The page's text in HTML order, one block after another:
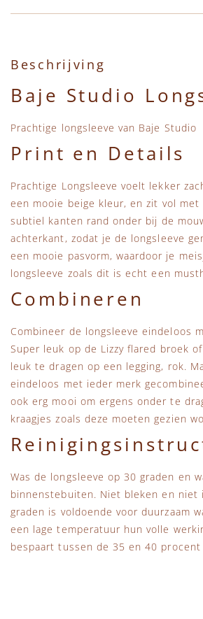
Beschrijving
Baje Studio
Prachtige longsleeve van Baje Studio
Print en Details
Prachtige Longsleeve voelt lekker
een mooie beige kleur, en zit vol
subtiel kanten rand onder bij de
achterkant, zodat je de longsleeve
een mooie pasvorm, waardoor je
longsleeve zoals dit is echt een
Combineren
Combineer de longsleeve eindeloos
Super leuk op de Lizzy flared broek
leuk te dragen op een legging, rok.
eindeloos met ieder merk
ook erg mooi om ergens onder te
kraagjes zoals deze moeten gezien
Was de longsleeve op 30 graden en
binnenstebuiten. Niet bleken en niet
graden is voldoende voor duurzaam
een lage temperatuur hun volle
bespaart tussen de 35 en 40 procent